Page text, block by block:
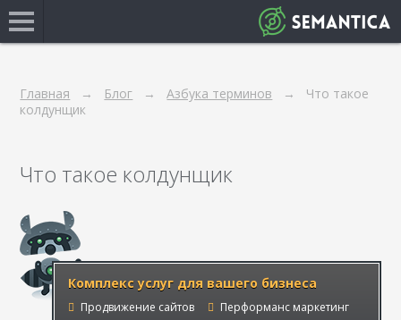
Главная Блог Азбука терминов
Что такое
колдунщик
Что такое колдунщик
Комплекс услуг для вашего бизнеса
Продвижение сайтов
Перформанс маркетинг